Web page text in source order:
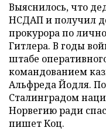
Выяснилось, что
НСДАП и получил
прокурора по
Гитлера. В годы
штабе
командованием
Альфреда Йодля.
Сталинградом
Норвегию ради
пишет Коц.